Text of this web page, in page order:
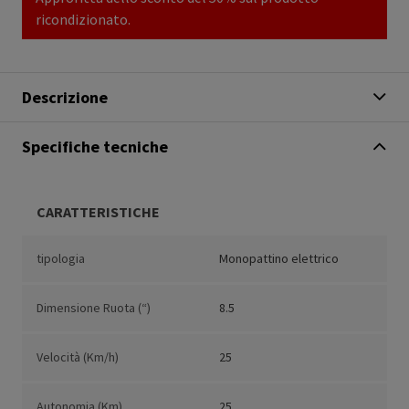
ricondizionato.
Descrizione
Specifiche tecniche
CARATTERISTICHE
tipologia Monopattino elettrico
Dimensione Ruota (“) 8.5
Velocità (Km/h) 25